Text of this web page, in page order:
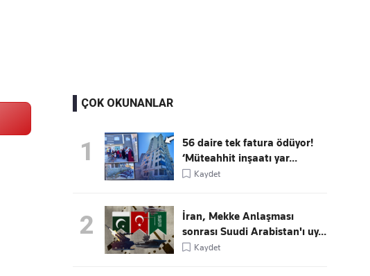
ÇOK OKUNANLAR
1
56 daire tek fatura ödüyor!
‘Müteahhit inşaatı yar...
Kaydet
2
İran, Mekke Anlaşması
sonrası Suudi Arabistan'ı uy...
Kaydet